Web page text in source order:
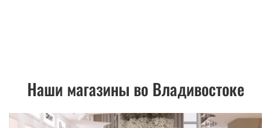
Наши магазины во Владивостоке